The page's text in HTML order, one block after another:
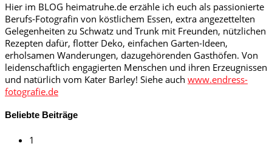
Hier im BLOG heimatruhe.de erzähle ich euch als passionierte
Berufs-Fotografin von köstlichem Essen, extra angezettelten
Gelegenheiten zu Schwatz und Trunk mit Freunden, nützlichen
Rezepten dafür, flotter Deko, einfachen Garten-Ideen,
erholsamen Wanderungen, dazugehörenden Gasthöfen. Von
leidenschaftlich engagierten Menschen und ihren Erzeugnissen
und natürlich vom Kater Barley! Siehe auch www.endress-
fotografie.de
Beliebte Beiträge
1